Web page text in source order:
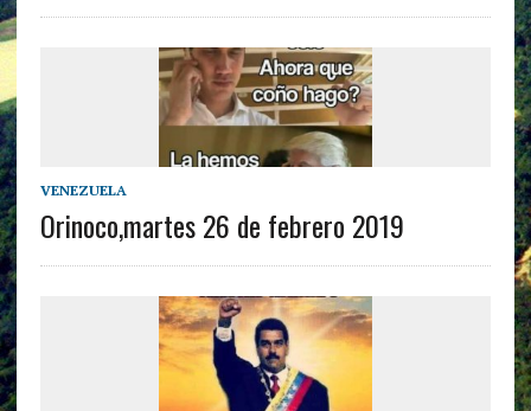
VENEZUELA
Orinoco,martes 26 de febrero 2019